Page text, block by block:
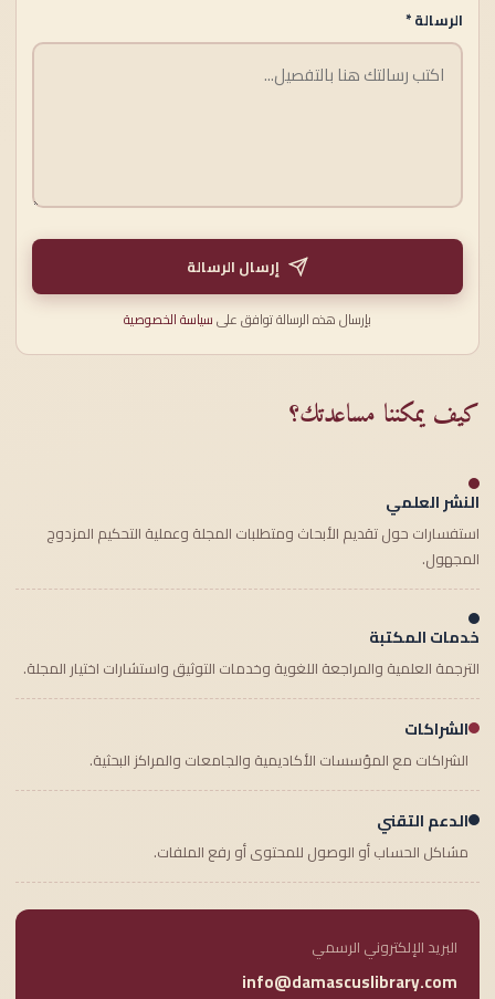
كيف يمكننا مساعدتك؟
النشر العلمي
استفسارات حول تقديم الأبحاث ومتطلبات المجلة وعملية التحكيم المزدوج
المجهول.
خدمات المكتبة
الترجمة العلمية والمراجعة اللغوية وخدمات التوثيق واستشارات اختيار المجلة.
الشراكات
الشراكات مع المؤسسات الأكاديمية والجامعات والمراكز البحثية.
الدعم التقني
مشاكل الحساب أو الوصول للمحتوى أو رفع الملفات.
البريد الإلكتروني الرسمي
info@damascuslibrary.com
الرسالة *
إرسال الرسالة
بإرسال هذه الرسالة توافق علىسياسة الخصوصية